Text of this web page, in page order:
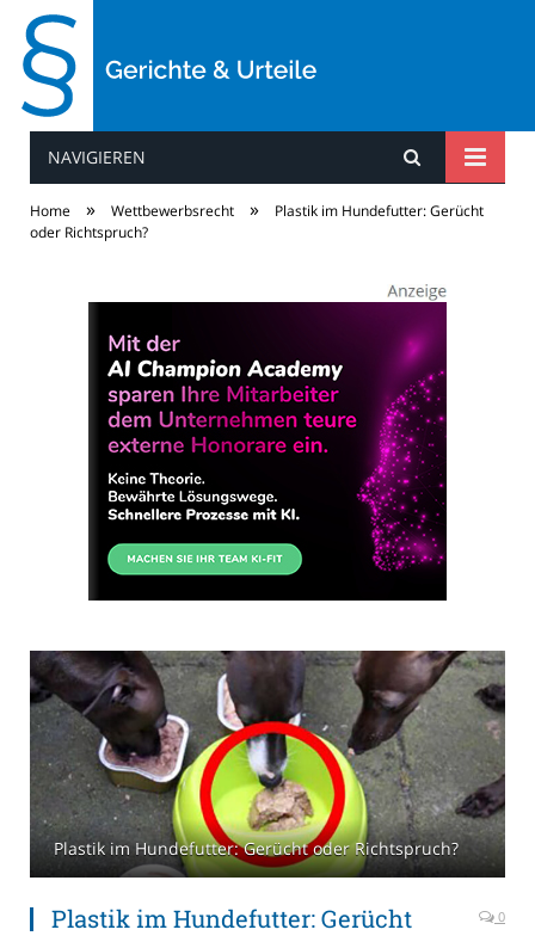
Gerichte & Urteile
NAVIGIEREN
Home » Wettbewerbsrecht »
Plastik im Hundefutter: Gerücht
oder Richtspruch?
Plastik im Hundefutter: Gerücht oder Richtspruch?
Plastik im Hundefutter: Gerücht
0